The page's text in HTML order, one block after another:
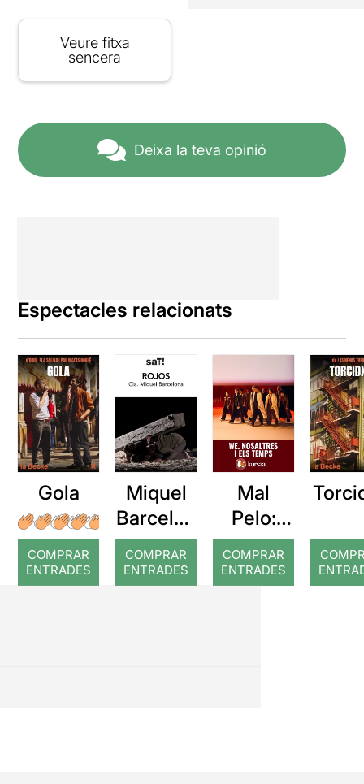
Veure fitxa
sencera
Deixa la teva opinió
Espectacles relacionats
Gola
COMPRAR
ENTRADES
Miquel
Barcelon
a: Rojos
COMPRAR
ENTRADES
Mal
Pelo:
WE.
Nosaltre
s i els
COMPRAR
ENTRADES